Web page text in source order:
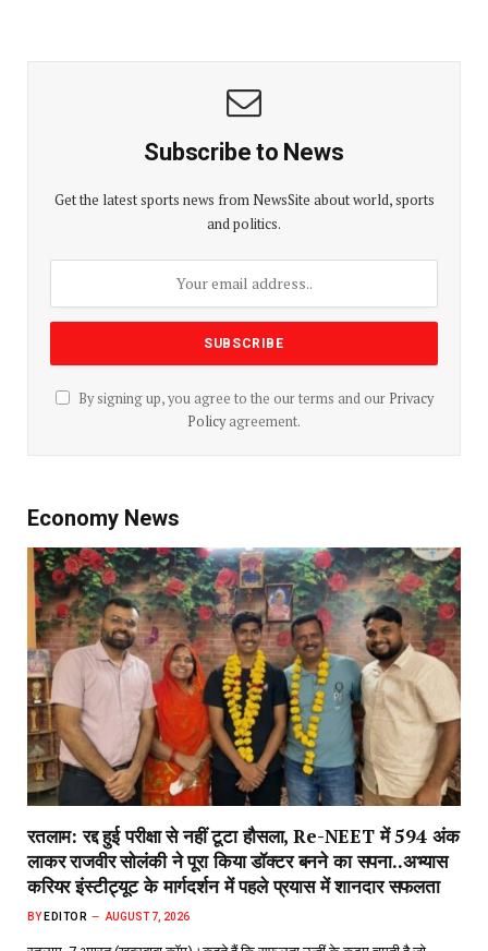
Subscribe to News
Get the latest sports news from NewsSite about world, sports
and politics.
By signing up, you agree to the our terms and our Privacy
Policyagreement.
Economy News
रतलाम: रद्द हुई परीक्षा से नहीं टूटा हौसला, Re-NEET में 594 अंक
लाकर राजवीर सोलंकी ने पूरा किया डॉक्टर बनने का सपना..अभ्यास
करियर इंस्टीट्यूट के मार्गदर्शन में पहले प्रयास में शानदार सफलता
BY EDITOR AUGUST 7, 2026